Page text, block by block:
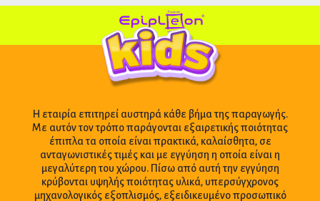
Η εταιρία επιτηρεί αυστηρά κάθε βήμα της παραγωγής.
Με αυτόν τον τρόπο παράγονται εξαιρετικής ποιότητας
έπιπλα τα οποία είναι πρακτικά, καλαίσθητα, σε
ανταγωνιστικές τιμές και με εγγύηση η οποία είναι η
μεγαλύτερη του χώρου. Πίσω από αυτή την εγγύηση
κρύβονται υψηλής ποιότητας υλικά, υπερσύγχρονος
μηχανολογικός εξοπλισμός, εξειδικευμένο προσωπικό